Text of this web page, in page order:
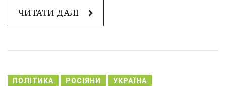
ЧИТАТИ ДАЛІ
ПОЛІТИКА РОСІЯНИ УКРАЇНА